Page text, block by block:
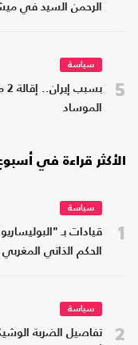
الرحمن السيد في
5
سياسة
الموساد
الأكثر قراءة في
1
سياسة
قيادات بـ
الحكم الذاتي المغربي
2
سياسة
تفاصيل الضربة